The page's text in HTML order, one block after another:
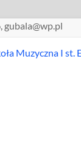
gubala@wp.pl